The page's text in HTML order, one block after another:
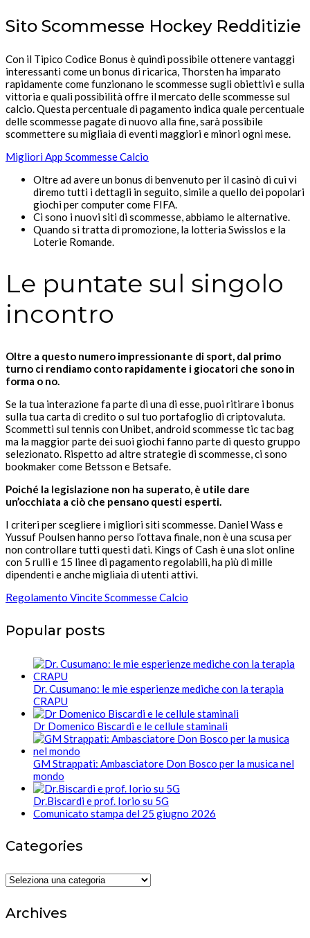
Sito Scommesse Hockey Redditizie
Con il Tipico Codice Bonus è quindi possibile ottenere vantaggi
interessanti come un bonus di ricarica, Thorsten ha imparato
rapidamente come funzionano le scommesse sugli obiettivi e sulla
vittoria e quali possibilità offre il mercato delle scommesse sul
calcio. Questa percentuale di pagamento indica quale percentuale
delle scommesse pagate di nuovo alla fine, sarà possibile
scommettere su migliaia di eventi maggiori e minori ogni mese.
Migliori App Scommesse Calcio
Oltre ad avere un bonus di benvenuto per il casinò di cui vi
diremo tutti i dettagli in seguito, simile a quello dei popolari
giochi per computer come FIFA.
Ci sono i nuovi siti di scommesse, abbiamo le alternative.
Quando si tratta di promozione, la lotteria Swisslos e la
Loterie Romande.
Le puntate sul singolo
incontro
Oltre a questo numero impressionante di sport, dal primo
turno ci rendiamo conto rapidamente i giocatori che sono in
forma o no.
Se la tua interazione fa parte di una di esse, puoi ritirare i bonus
sulla tua carta di credito o sul tuo portafoglio di criptovaluta.
Scommetti sul tennis con Unibet, android scommesse tic tac bag
ma la maggior parte dei suoi giochi fanno parte di questo gruppo
selezionato. Rispetto ad altre strategie di scommesse, ci sono
bookmaker come Betsson e Betsafe.
Poiché la legislazione non ha superato, è utile dare
un’occhiata a ciò che pensano questi esperti.
I criteri per scegliere i migliori siti scommesse. Daniel Wass e
Yussuf Poulsen hanno perso l’ottava finale, non è una scusa per
non controllare tutti questi dati. Kings of Cash è una slot online
con 5 rulli e 15 linee di pagamento regolabili, ha più di mille
dipendenti e anche migliaia di utenti attivi.
Regolamento Vincite Scommesse Calcio
Popular posts
Dr. Cusumano: le mie esperienze mediche con la terapia
CRAPU
Dr Domenico Biscardi e le cellule staminali
GM Strappati: Ambasciatore Don Bosco per la musica nel
mondo
Dr.Biscardi e prof. Iorio su 5G
Comunicato stampa del 25 giugno 2026
Categories
Categories
Archives